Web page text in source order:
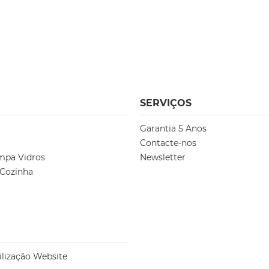
Vidros
SERVIÇOS
Garantia 5 Anos
Contacte-nos
Newsletter
Website